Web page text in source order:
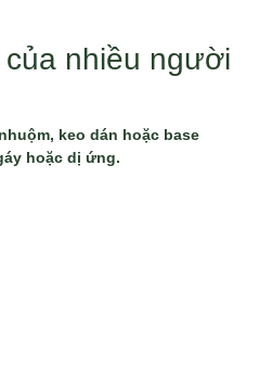
nhiều người
keo dán hoặc base
hoặc dị ứng.